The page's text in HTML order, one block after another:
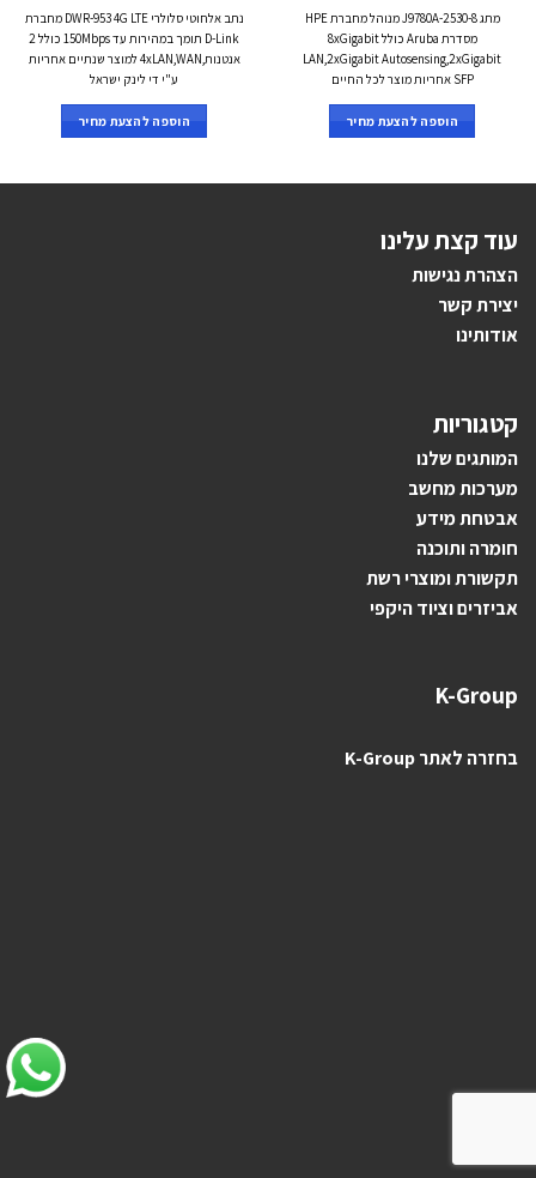
מתג 2530-8-J9780A מנוהל מחברת HPE
מסדרת Aruba כולל 8xGigabit
LAN,2xGigabit Autosensing,2xGigabit
SFP אחריות מוצר לכל החיים
הוספה להצעת מחיר
נתב אלחוטי סלולרי DWR-953 4G LTE מחברת
D-Link תומך במהירות עד 150Mbps כולל 2
אנטנות,4xLAN,WAN למוצר שנתיים אחריות
ע"י די לינק ישראל
הוספה להצעת מחיר
עוד קצת עלינו
הצהרת נגישות
יצירת קשר
אודותינו
קטגוריות
המותגים שלנו
מערכות מחשב
אבטחת מידע
חומרה ותוכנה
תקשורת ומוצרי רשת
אביזרים וציוד היקפי
K-Group
בחזרה לאתר K-Group